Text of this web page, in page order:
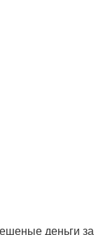
деньги за